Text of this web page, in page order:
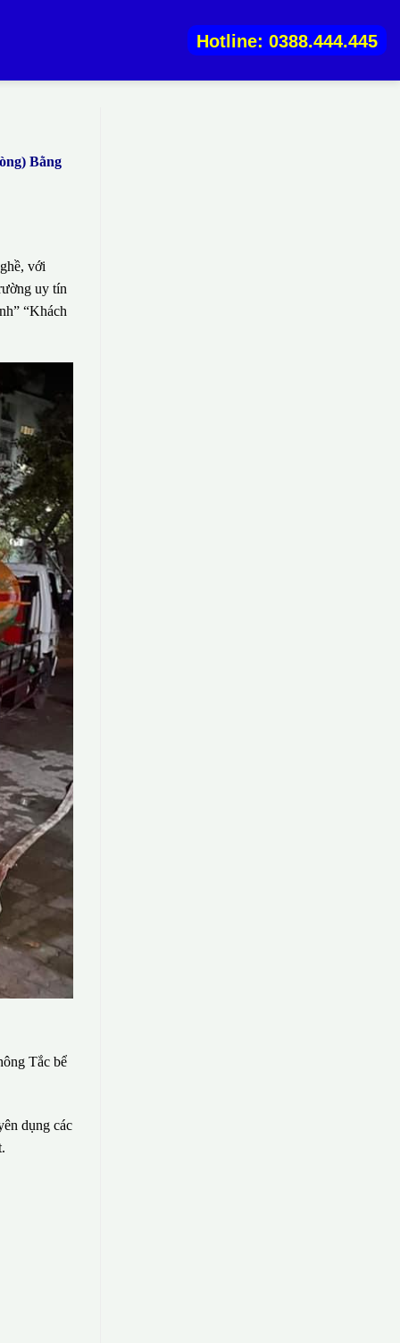
Hotline: 0388.444.445
Bằng
với
uy tín
“Khách
Tắc bể
dụng các